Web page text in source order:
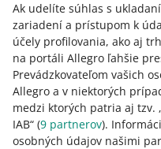
Ak udelíte súhlas s
zariadení a prístupom k
účely profilovania, ako aj
na portáli Allegro ľahšie
Prevádzkovateľom vašich
Allegro a v niektorých
medzi ktorých patria aj tzv.
IAB“ (9 partnerov).
osobných údajov našimi
túto možnosť –
preferovaná
Poľsku). Ak táto
môže to odradiť
zákazníkov.
platia na
kartou – aj v
boxov